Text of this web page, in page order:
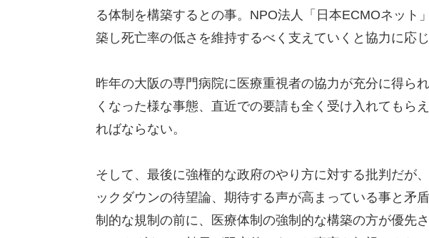
る体制を構築するとの事。NPO法人「日本ECMOネット
築し死亡率の低さを維持するべく支えていくと協力に応じ
昨年の大阪の専門病院に医療重視者の協力が充分に得ら
くなった様な事態、直近での要請も全く受け入れてもら
ればならない。
そして、最後に強権的な政府のやり方に対する批判だが
ックダウンの待望論、期待する声が高まっている事と矛
制的な規制の前に、医療体制の強制的な構築の方が優先